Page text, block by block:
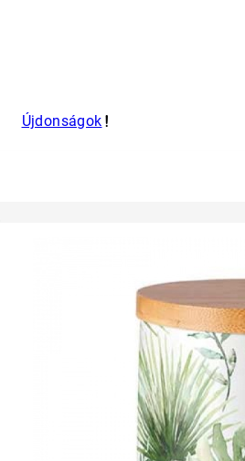
Újdonságok